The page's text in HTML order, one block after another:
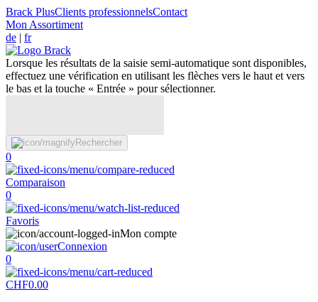
Brack PlusClients professionnelsContact
Mon Assortiment
de | fr
Lorsque les résultats de la saisie semi-automatique sont disponibles,
effectuez une vérification en utilisant les flèches vers le haut et vers
le bas et la touche « Entrée » pour sélectionner.
Rechercher
0
Comparaison
0
Favoris
Mon compte
Connexion
0
CHF0.00